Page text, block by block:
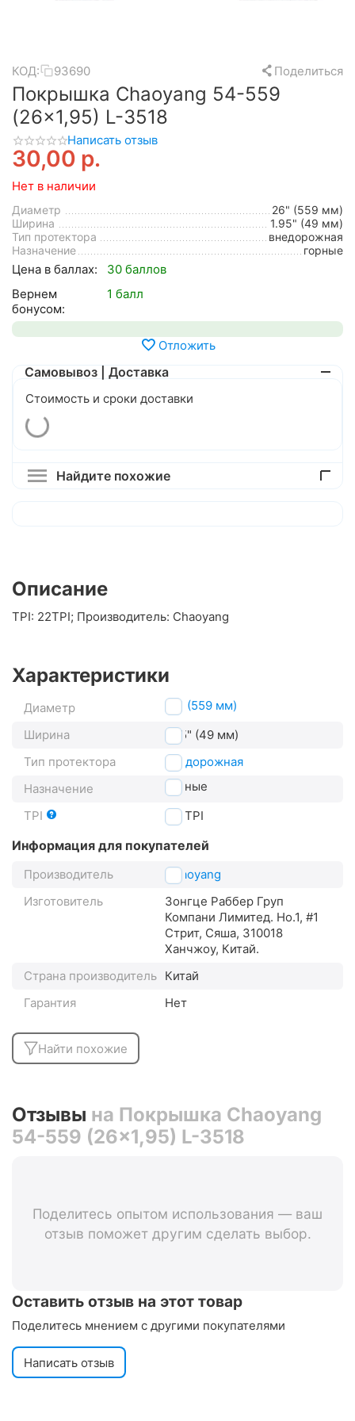
КОД: 93690 Поделиться
Покрышка Chaoyang 54-559
(26x1,95) L-3518
Написать отзыв
30,00 р.
Нет в наличии
Диаметр
26" (559 мм)
Ширина
1.95" (49 мм)
Тип протектора
внедорожная
Назначение
горные
Цена в баллах:
30 баллов
Вернем
бонусом:
1 балл
Отложить
Самовывоз | Доставка
Стоимость и сроки доставки
Найдите похожие
Описание
TPI: 22TPI; Производитель: Chaoyang
Характеристики
Диаметр
26" (559 мм)
Ширина
1.95" (49 мм)
Тип протектора
внедорожная
Назначение
горные
TPI
22 TPI
Информация для покупателей
Производитель
Chaoyang
Изготовитель
Зонгце Раббер Груп
Компани Лимитед. Но.1, #1
Стрит, Сяша, 310018
Ханчжоу, Китай.
Страна производитель Китай
Гарантия
Нет
Найти похожие
Отзывы на Покрышка Chaoyang
54-559 (26x1,95) L-3518
Поделитесь опытом использования — ваш
отзыв поможет другим сделать выбор.
Оставить отзыв на этот товар
Поделитесь мнением с другими покупателями
Написать отзыв